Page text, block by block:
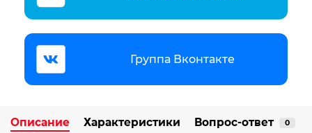
Группа Вконтакте
Описание Характеристики Вопрос-ответ 0